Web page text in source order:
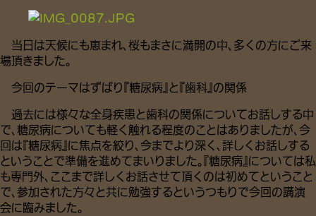
当日は天候にも恵まれ、桜もまさに満開の中、多くの方にご来
場頂きました。
今回のテーマはずばり『糖尿病』と『歯科』の関係
過去には様々な全身疾患と歯科の関係についてお話しする中
で、糖尿病についても軽く触れる程度のことはありましたが、今
回は『糖尿病』に焦点を絞り、今までより深く、詳しくお話しする
ということで準備を進めてまいりました。『糖尿病』については私
も専門外、ここまで詳しくお話させて頂くのは初めてということ
で、参加された方々と共に勉強するというつもりで今回の講演
会に臨みました。